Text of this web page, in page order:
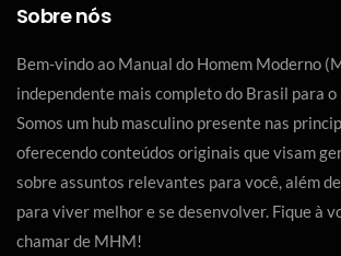
Sobre nós
Bem-vindo ao Manual do Homem Moderno
independente mais completo do Brasil para
Somos um hub masculino presente nas
oferecendo conteúdos originais que visam
sobre assuntos relevantes para você, além
para viver melhor e se desenvolver. Fique à
chamar de MHM!